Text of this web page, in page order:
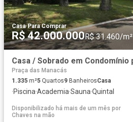
Casa·Para Comprar
R$ 42.000.000R$ 31.460/m²
Praça das Manacás
1.335 m²5 Quartos9 BanheirosCasa
·Piscina·Academia·Sauna·Quintal
Disponibilizado há mais de um mês por
Chaves na mão